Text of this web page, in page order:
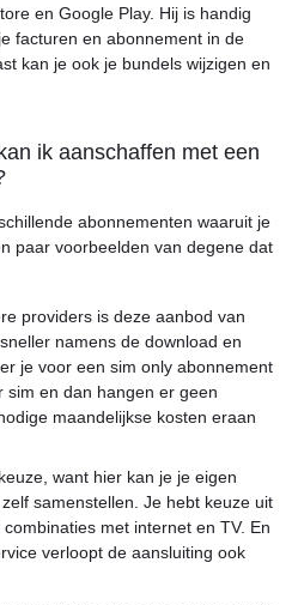
en Google Play. Hij is handig
facturen en abonnement in de
kan je ook je bundels wijzigen en
ik aanschaffen met een
abonnementen waaruit je
paar voorbeelden van degene dat
providers is deze aanbod van
namens de download en
je voor een sim only abonnement
sim en dan hangen er geen
maandelijkse kosten eraan
want hier kan je je eigen
samenstellen. Je hebt keuze uit
met internet en TV. En
verloopt de aansluiting ook